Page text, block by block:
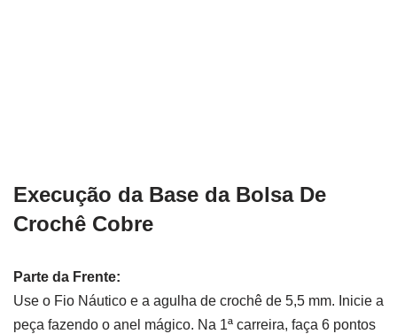
Execução da Base da Bolsa De
Crochê Cobre
Parte da Frente:
Use o Fio Náutico e a agulha de crochê de 5,5 mm. Inicie a
peça fazendo o anel mágico. Na 1ª carreira, faça 6 pontos